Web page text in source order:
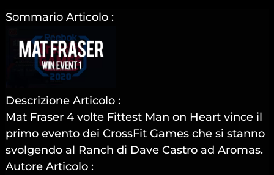
Sommario Articolo :
Descrizione Articolo :
Mat Fraser 4 volte Fittest Man on Heart vince il
primo evento dei CrossFit Games che si stanno
svolgendo al Ranch di Dave Castro ad Aromas.
Autore Articolo :